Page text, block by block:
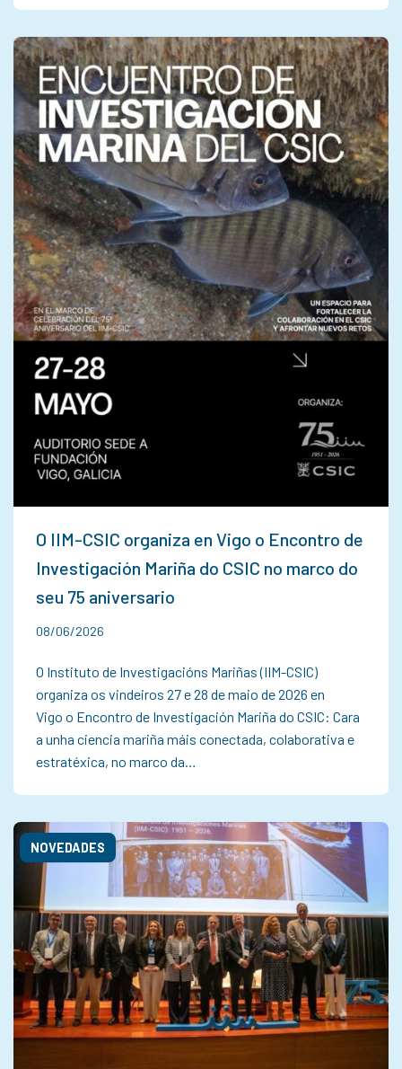
O IIM-CSIC organiza en Vigo o Encontro de
Investigación Mariña do CSIC no marco do
seu 75 aniversario
08/06/2026
O Instituto de Investigacións Mariñas (IIM-CSIC)
organiza os vindeiros 27 e 28 de maio de 2026 en
Vigo o Encontro de Investigación Mariña do CSIC: Cara
a unha ciencia mariña máis conectada, colaborativa e
estratéxica, no marco da…
NOVEDADES